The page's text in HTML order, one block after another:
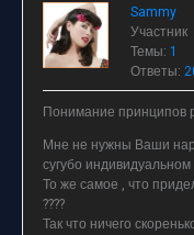
Sammy
Участник
Темы: 1
Ответы:
Понимание принципов
Мне не нужны Ваши
сугубо
То же самое , что
????
Так что ничего